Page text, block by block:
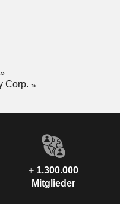
Corp.
+ 1.300.000
Mitglieder